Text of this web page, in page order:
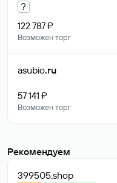
?
122 787 ₽
Возможен торг
asubio.ru
57 141 ₽
Возможен торг
Рекомендуем
399505.shop